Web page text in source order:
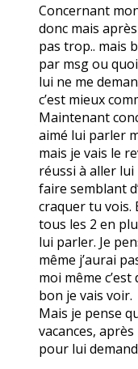
Concernant
donc mais
pas trop.. mais
par msg ou
lui ne me
c’est mieux
Maintenant
aimé lui parler
mais je vais le
réussi à aller lui
faire semblant
craquer tu vois.
tous les 2 en
lui parler. Je
même j’aurai
moi même c’est
bon je vais voir.
Mais je pense
vacances,
pour lui